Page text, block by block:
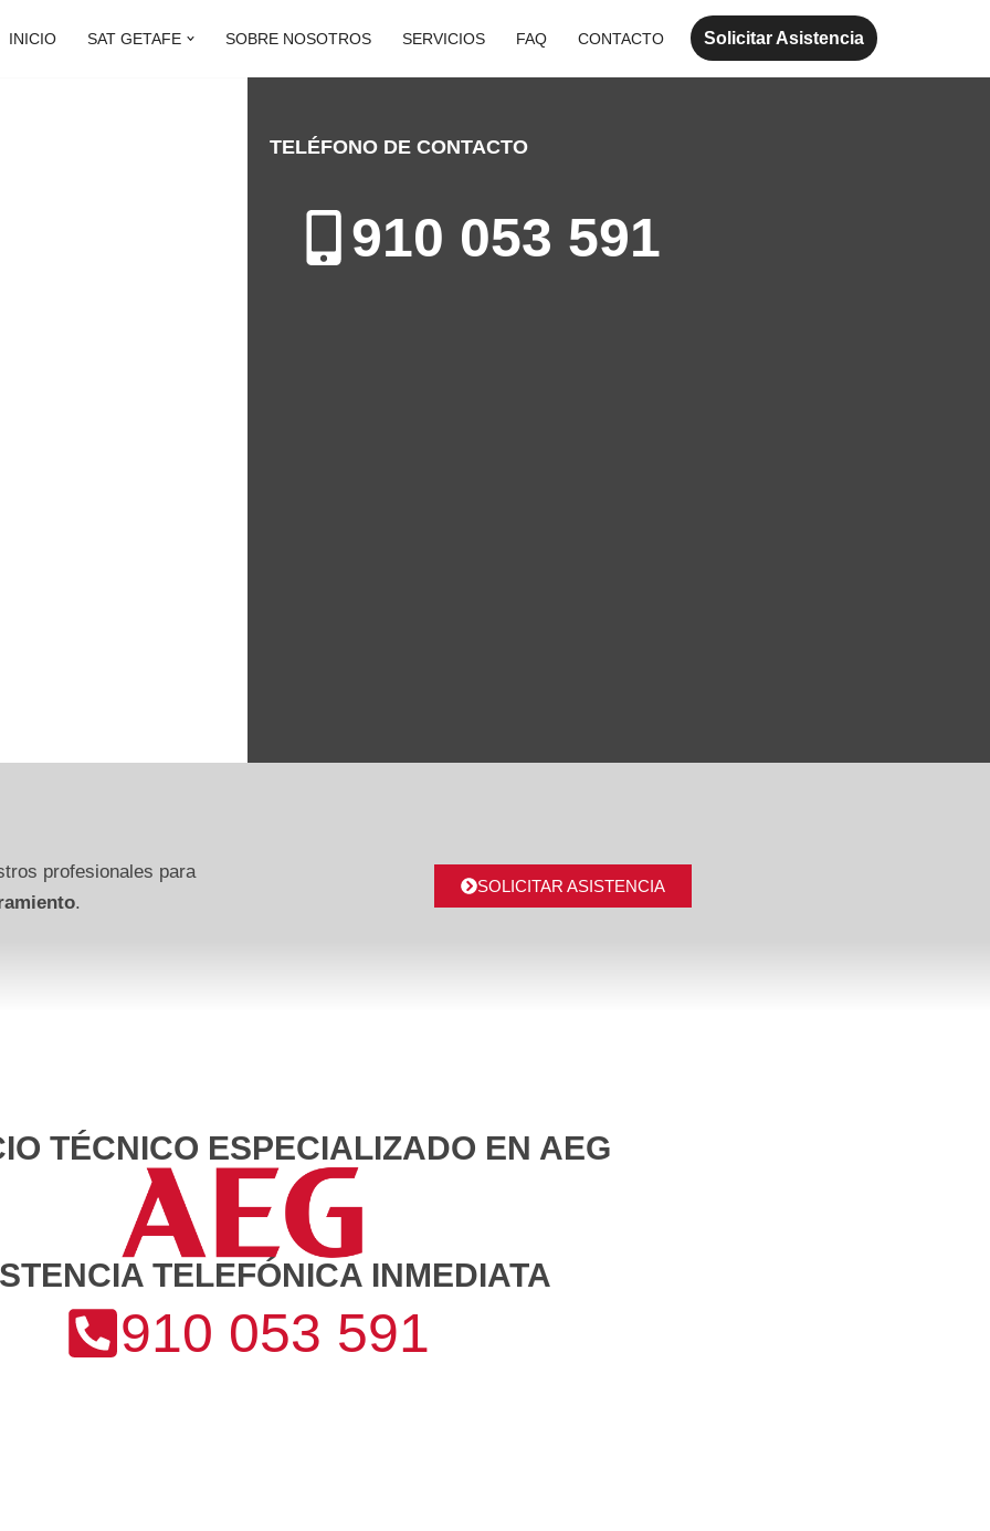
INICIO SAT GETAFE SOBRE NOSOTROS SERVICIOS FAQ CONTACTO Solicitar Asistencia
TELÉFONO DE CONTACTO
910 053 591
profesionales para
.
SOLICITAR ASISTENCIA
TÉCNICO ESPECIALIZADO EN AEG
TELEFÓNICA INMEDIATA
910 053 591